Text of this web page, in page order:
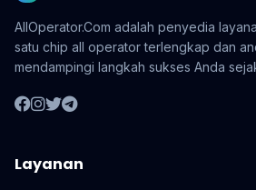
AllOperator.Com adalah penyedia
satu chip all operator terlengkap dan
mendampingi langkah sukses Anda
Layanan